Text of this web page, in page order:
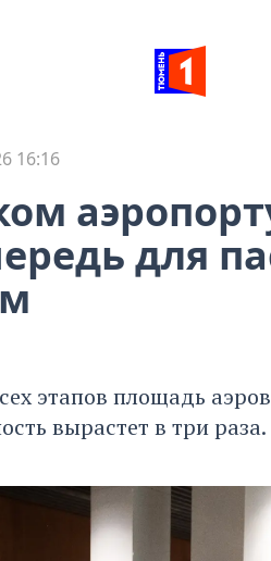
16:16
для
этапов площадь
вырастет в три раза.